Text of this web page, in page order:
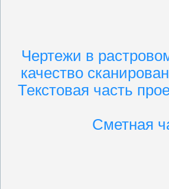
Чертежи в
качество
Текстовая часть
Сметная